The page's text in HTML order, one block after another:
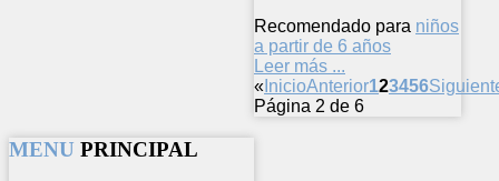
Recomendado para niños
a partir de 6 años
Leer más ...
« InicioAnterior123456
Página 2 de 6
MENU PRINCIPAL